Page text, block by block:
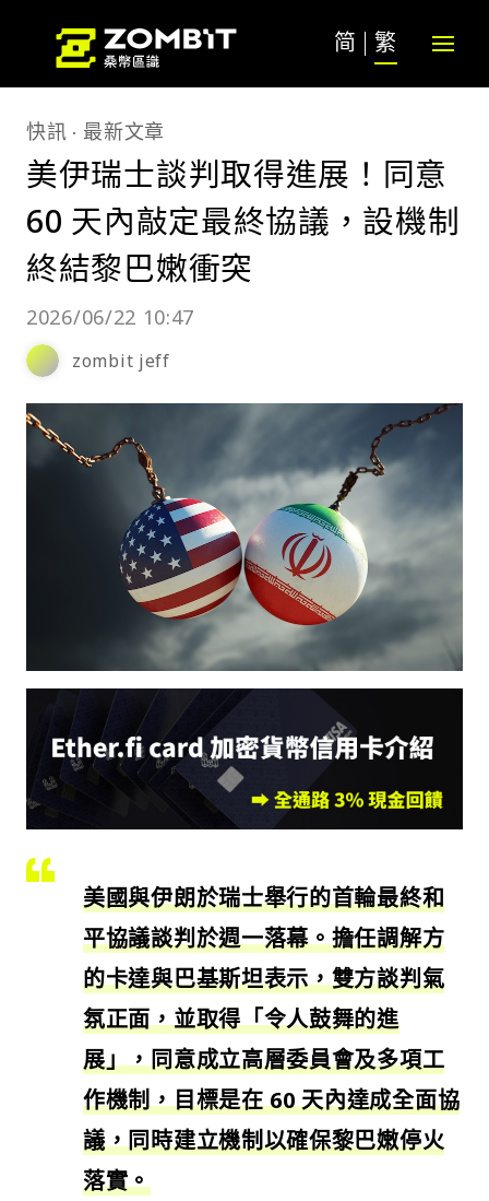
简 繁
快訊 最新文章
美伊瑞士談判取得進展！同意
60 天內敲定最終協議，設機制
終結黎巴嫩衝突
2026/06/22 10:47
zombit jeff
美國與伊朗於瑞士舉行的首輪最終和
平協議談判於週一落幕。擔任調解方
的卡達與巴基斯坦表示，雙方談判氣
氛正面，並取得「令人鼓舞的進
展」，同意成立高層委員會及多項工
作機制，目標是在 60 天內達成全面協
議，同時建立機制以確保黎巴嫩停火
落實。